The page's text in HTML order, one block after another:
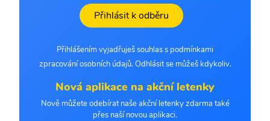
Přihlásit k odběru
Přihlášením vyjadřuješ souhlas s podmínkami
zpracování osobních údajů. Odhlásit se můžeš kdykoliv.
Nová aplikace na akční letenky
Nově můžete odebírat naše akční letenky zdarma také
přes naší novou aplikaci.